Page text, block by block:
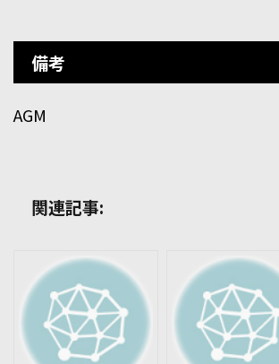
備考
AGM
関連記事: